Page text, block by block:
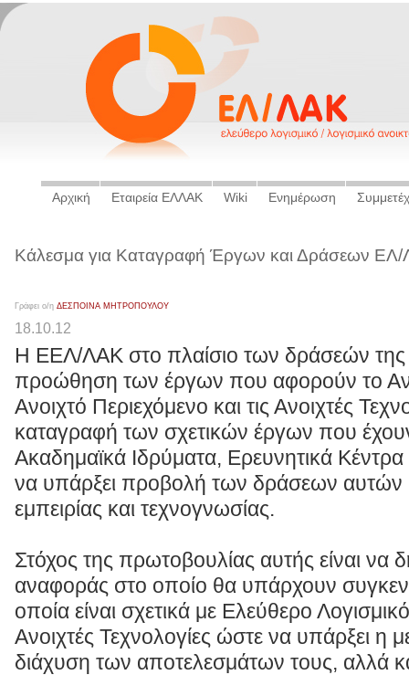
Αρχική Εταιρεία ΕΛΛΑΚ Wiki Ενημέρωση
Κάλεσμα για Καταγραφή Έργων και Δράσεων
Γράφει ο/η ΔΕΣΠΟΙΝΑ ΜΗΤΡΟΠΟΥΛΟΥ
18.10.12
Η ΕΕΛ/ΛΑΚ στο πλαίσιο των δράσεών της
προώθηση των έργων που αφορούν το
Ανοιχτό Περιεχόμενο και τις Ανοιχτές
καταγραφή των σχετικών έργων που
Ακαδημαϊκά Ιδρύματα, Ερευνητικά
να υπάρξει προβολή των δράσεων αυτών
εμπειρίας και τεχνογνωσίας.
Στόχος της πρωτοβουλίας αυτής είναι να
αναφοράς στο οποίο θα υπάρχουν
οποία είναι σχετικά με Ελεύθερο
Ανοιχτές Τεχνολογίες ώστε να υπάρξει η
διάχυση των αποτελεσμάτων τους, αλλά